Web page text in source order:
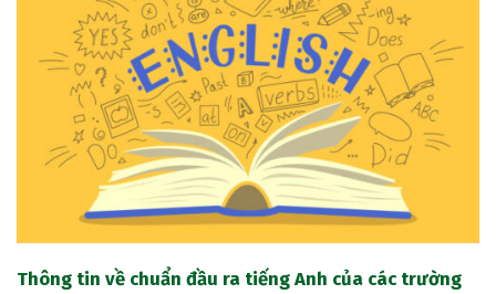
Thông tin về chuẩn đầu ra tiếng Anh của các trường